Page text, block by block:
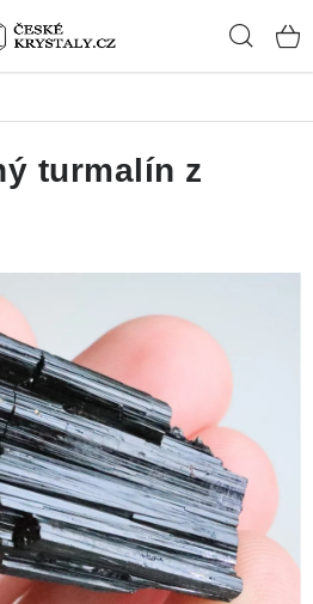
ochrany osobních údajů
od smlouvy
turmalín z